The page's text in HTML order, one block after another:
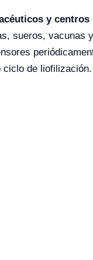
y
sueros, vacunas
ciclo de liofilización.